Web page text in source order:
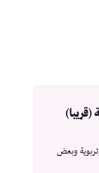
(قريبا)
وبعض